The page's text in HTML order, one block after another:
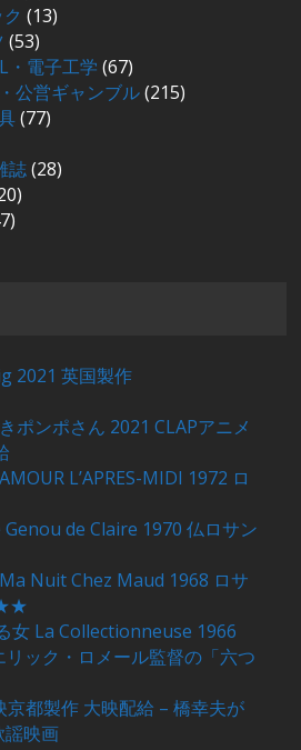
(13)
(53)
・電子工学 (67)
公営ギャンブル(215)
(77)
誌(28)
2021 英国製作
ポンポさん 2021 CLAPアニメ
L’APRES-MIDI 1972 ロ
Genou de Claire 1970 仏ロサン
Nuit Chez Maud 1968 ロサ
女 La Collectionneuse 1966
リック・ロメール監督の「六つ
京都製作 大映配給 – 橋幸夫が
謡映画